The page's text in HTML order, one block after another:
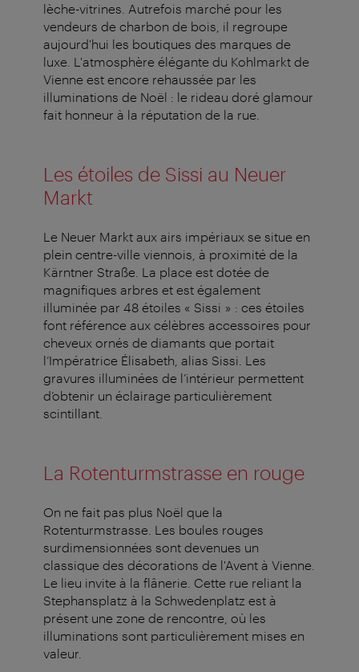
lèche-vitrines. Autrefois marché pour les
vendeurs de charbon de bois, il regroupe
aujourd'hui les boutiques des marques de
luxe. L'atmosphère élégante du Kohlmarkt de
Vienne est encore rehaussée par les
illuminations de Noël : le rideau doré glamour
fait honneur à la réputation de la rue.
Les étoiles de Sissi au Neuer
Markt
Le Neuer Markt aux airs impériaux se situe en
plein centre-ville viennois, à proximité de la
Kärntner Straße. La place est dotée de
magnifiques arbres et est également
illuminée par 48 étoiles « Sissi » : ces étoiles
font référence aux célèbres accessoires pour
cheveux ornés de diamants que portait
l’Impératrice Élisabeth, alias Sissi. Les
gravures illuminées de l’intérieur permettent
d’obtenir un éclairage particulièrement
scintillant.
La Rotenturmstrasse en rouge
On ne fait pas plus Noël que la
Rotenturmstrasse. Les boules rouges
surdimensionnées sont devenues un
classique des décorations de l'Avent à Vienne.
Le lieu invite à la flânerie. Cette rue reliant la
Stephansplatz à la Schwedenplatz est à
présent une zone de rencontre, où les
illuminations sont particulièrement mises en
valeur.